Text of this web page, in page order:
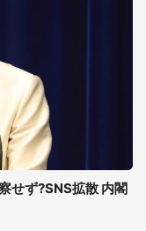
せず?SNS拡散 内閣